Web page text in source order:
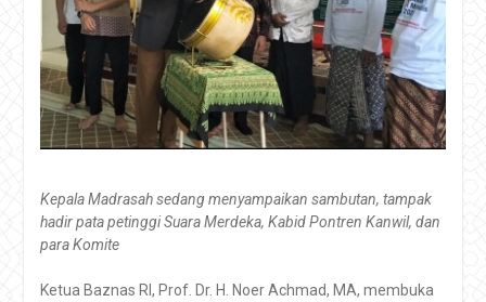
Kepala Madrasah sedang menyampaikan sambutan, tampak
hadir pata petinggi Suara Merdeka, Kabid Pontren Kanwil, dan
para Komite
Ketua Baznas RI, Prof. Dr. H. Noer Achmad, MA, membuka